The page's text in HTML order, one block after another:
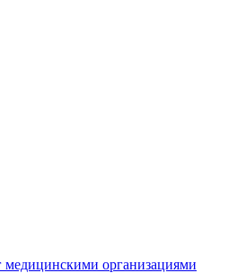
медицинскими организациями